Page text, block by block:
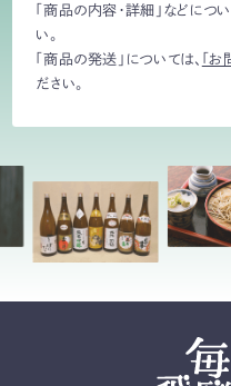
「商品の内容・詳細」などについ
い。
「商品の発送」については、 「
ださい。